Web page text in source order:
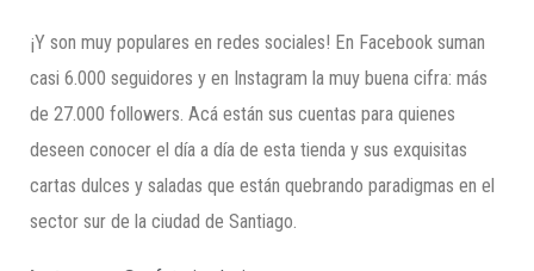
¡Y son muy populares en redes sociales! En Facebook suman
casi 6.000 seguidores y en Instagram la muy buena cifra: más
de 27.000 followers. Acá están sus cuentas para quienes
deseen conocer el día a día de esta tienda y sus exquisitas
cartas dulces y saladas que están quebrando paradigmas en el
sector sur de la ciudad de Santiago.